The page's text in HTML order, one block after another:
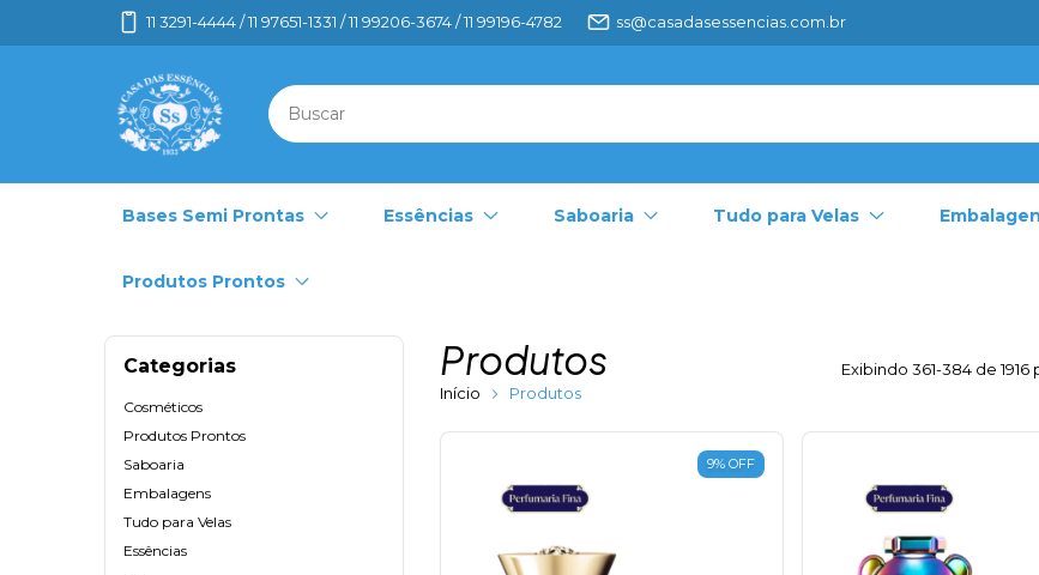
11 3291-4444 / 11 97651-1331 / 11 99206-3674 / 11 99196-4782 ss@casadasessencias.com.br
Bases Semi Prontas Essências Saboaria Tudo para Velas
Produtos Prontos
Categorias
Cosméticos
Produtos Prontos
Saboaria
Embalagens
Tudo para Velas
Essências
Produtos
Início Produtos
Exibindo 361-384 de
9% OFF